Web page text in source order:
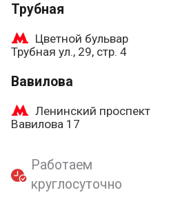
Трубная
Цветной бульвар
Трубная ул., 29, стр. 4
Вавилова
Ленинский проспект
Вавилова 17
Работаем
круглосуточно